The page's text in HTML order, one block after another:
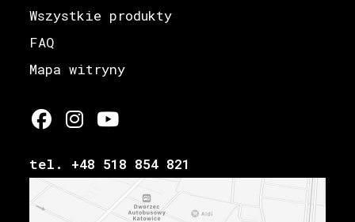
Wszystkie produkty
FAQ
Mapa witryny
tel. +48 518 854 821